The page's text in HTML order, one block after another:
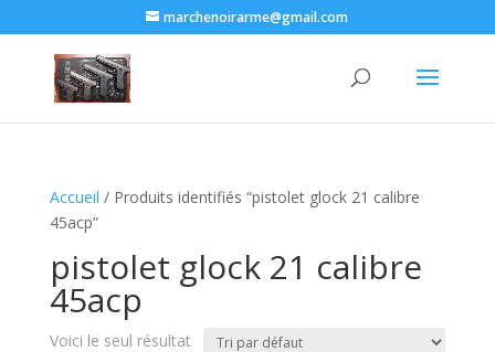
marchenoirarme@gmail.com
Accueil / Produits identifiés “pistolet glock 21 calibre
45acp​”
pistolet glock 21 calibre
45acp​
Voici le seul résultat